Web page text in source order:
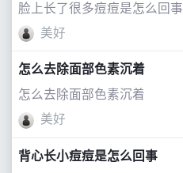
脸上长了很多痘痘是怎么回事
美好
怎么去除面部色素沉着
怎么去除面部色素沉着
美好
背心长小痘痘是怎么回事